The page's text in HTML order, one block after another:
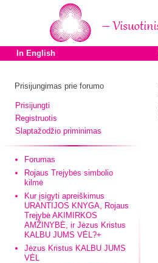
In English
Prisijungimas prie forumo
Prisijungti
Registruotis
Slaptažodžio priminimas
Forumas
Rojaus Trejybės simbolio
kilmė
Kur įsigyti apreiškimus
URANTIJOS KNYGA, Rojaus
Trejybė AKIMIRKOS
AMŽINYBĖ, ir Jėzus Kristus
KALBU JUMS VĖL?+
Jėzus Kristus KALBU JUMS
VĖL